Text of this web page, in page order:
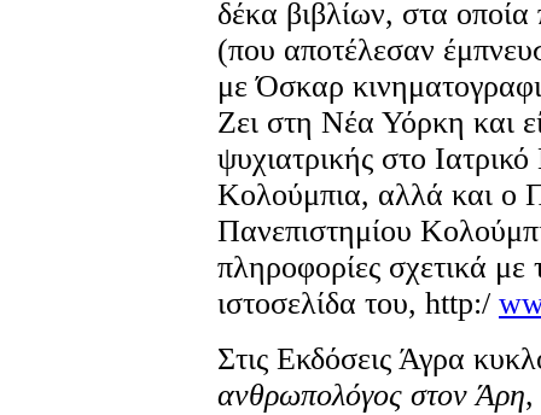
δέκα βιβλίων, στα
(που αποτέλεσαν
με Όσκαρ
Ζει στη Νέα Υόρκη και
ψυχιατρικής στο
Κολούμπια, αλλά και ο
Πανεπιστημίου
πληροφορίες σχετικά με
ιστοσελίδα του, http:/
Στις Εκδόσεις Άγρα
ανθρωπολόγος στον Άρη,